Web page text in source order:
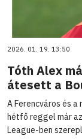
2026. 01. 19. 13:50
Tóth Alex
átesett a
A Ferencváros és
hétfő reggel már
League-ben